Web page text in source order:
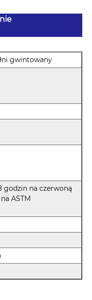
gwintowany
godzin na czerwoną
ASTM